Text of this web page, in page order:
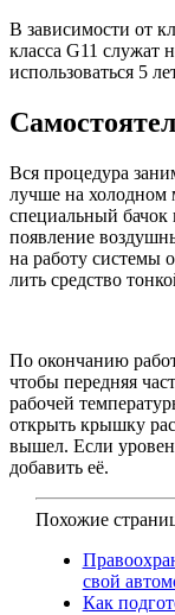
В зависимости от
класса G11 служат
использоваться 5
Вся процедура
лучше на холодном
специальный
появление
на работу системы
лить средство
По окончанию
чтобы передняя
рабочей
открыть крышку
вышел. Если
добавить её.
Похожие
свой
Как